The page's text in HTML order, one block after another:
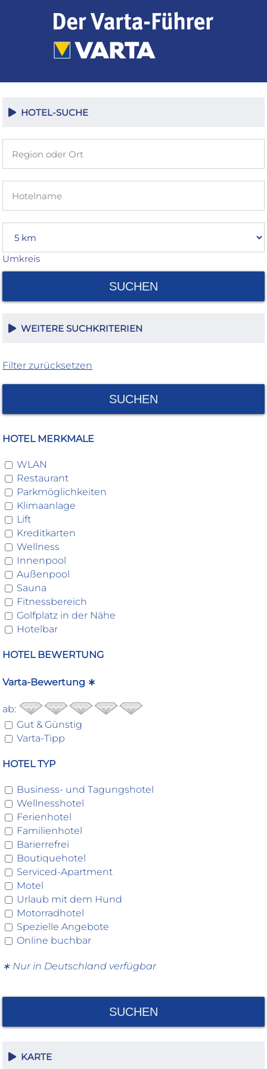
HOTEL-SUCHE
Umkreis
SUCHEN
WEITERE SUCHKRITERIEN
Filter zurücksetzen
SUCHEN
HOTEL MERKMALE
WLAN
Restaurant
Parkmöglichkeiten
Klimaanlage
Lift
Kreditkarten
Wellness
Innenpool
Außenpool
Sauna
Fitnessbereich
Golfplatz in der Nähe
Hotelbar
HOTEL BEWERTUNG
Varta-Bewertung ∗
ab:
Gut & Günstig
Varta-Tipp
HOTEL TYP
Business- und Tagungshotel
Wellnesshotel
Ferienhotel
Familienhotel
Barierrefrei
Boutiquehotel
Serviced-Apartment
Motel
Urlaub mit dem Hund
Motorradhotel
Spezielle Angebote
Online buchbar
∗ Nur in Deutschland verfügbar
SUCHEN
KARTE